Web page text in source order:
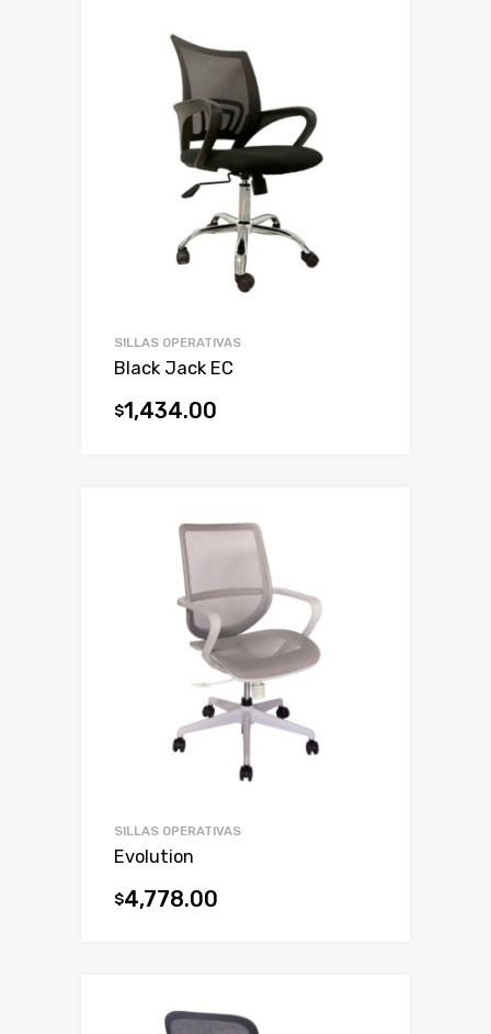
SILLAS OPERATIVAS
Black Jack EC
$1,434.00
SILLAS OPERATIVAS
Evolution
$4,778.00